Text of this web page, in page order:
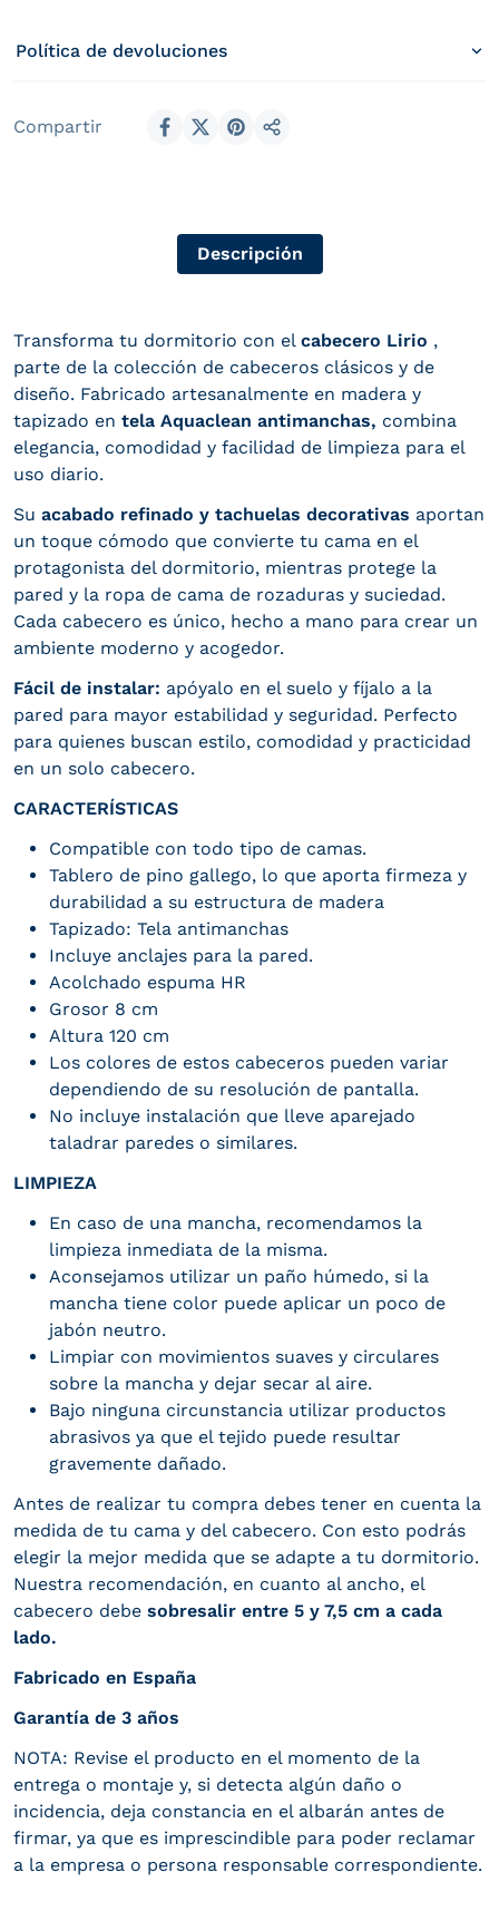
Política de devoluciones
Compartir
Compartir en Facebook
Compartir en X (Twitter)
Compartir en Pinterest
Compartir
Descripción
Transforma tu dormitorio con el cabecero Lirio ,
parte de la colección de cabeceros clásicos y de
diseño. Fabricado artesanalmente en madera y
tapizado en tela Aquaclean antimanchas, combina
elegancia, comodidad y facilidad de limpieza para el
uso diario.
Su acabado refinado y tachuelas decorativas aportan
un toque cómodo que convierte tu cama en el
protagonista del dormitorio, mientras protege la
pared y la ropa de cama de rozaduras y suciedad.
Cada cabecero es único, hecho a mano para crear un
ambiente moderno y acogedor.
Fácil de instalar: apóyalo en el suelo y fíjalo a la
pared para mayor estabilidad y seguridad. Perfecto
para quienes buscan estilo, comodidad y practicidad
en un solo cabecero.
CARACTERÍSTICAS
Compatible con todo tipo de camas.
Tablero de pino gallego, lo que aporta firmeza y
durabilidad a su estructura de madera
Tapizado: Tela antimanchas
Incluye anclajes para la pared.
Acolchado espuma HR
Grosor 8 cm
Altura 120 cm
Los colores de estos cabeceros pueden variar
dependiendo de su resolución de pantalla.
No incluye instalación que lleve aparejado
taladrar paredes o similares.
LIMPIEZA
En caso de una mancha, recomendamos la
limpieza inmediata de la misma.
Aconsejamos utilizar un paño húmedo, si la
mancha tiene color puede aplicar un poco de
jabón neutro.
Limpiar con movimientos suaves y circulares
sobre la mancha y dejar secar al aire.
Bajo ninguna circunstancia utilizar productos
abrasivos ya que el tejido puede resultar
gravemente dañado.
Antes de realizar tu compra debes tener en cuenta la
medida de tu cama y del cabecero. Con esto podrás
elegir la mejor medida que se adapte a tu dormitorio.
Nuestra recomendación, en cuanto al ancho, el
cabecero debe sobresalir entre 5 y 7,5 cm a cada
lado.
Fabricado en España
Garantía de 3 años
NOTA: Revise el producto en el momento de la
entrega o montaje y, si detecta algún daño o
incidencia, deja constancia en el albarán antes de
firmar, ya que es imprescindible para poder reclamar
a la empresa o persona responsable correspondiente.